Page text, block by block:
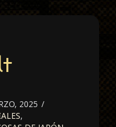
2025
,